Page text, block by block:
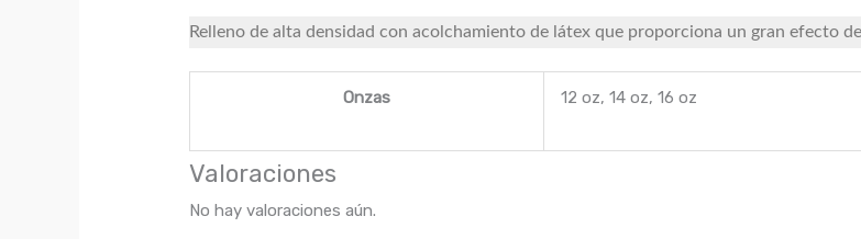
Relleno de alta densidad con acolchamiento de látex que proporciona un gran efecto
Onzas 12 oz, 14 oz, 16 oz
Valoraciones
No hay valoraciones aún.